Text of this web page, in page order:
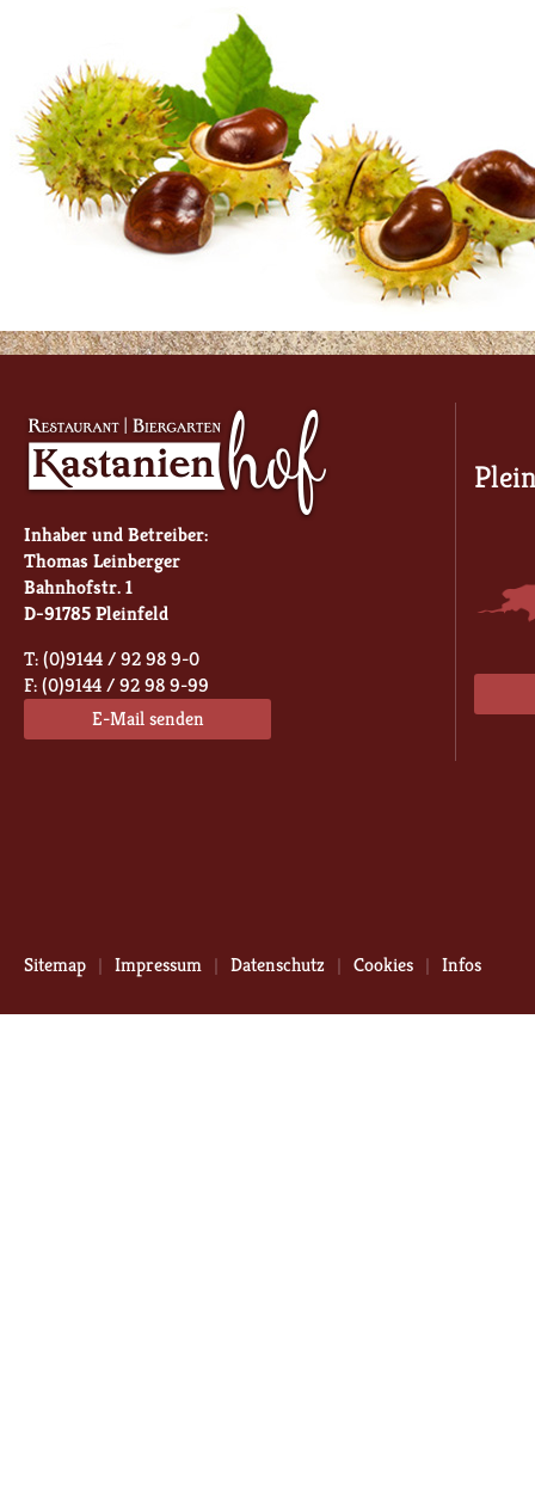
Inhaber und Betreiber:
Thomas Leinberger
Bahnhofstr. 1
D-91785 Pleinfeld
T: (0)9144 / 92 98 9-0
F: (0)9144 / 92 98 9-99
E-Mail senden
Sitemap Impressum Datenschutz Cookies Infos